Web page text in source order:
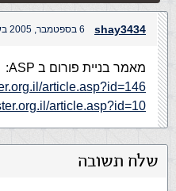
shay3434 6 בספטמבר, 2005 בשעה 4:43 pm
מאמר בניית פורום ב ASP:
article.asp?id=146
article.asp?id=10
שלח תשובה